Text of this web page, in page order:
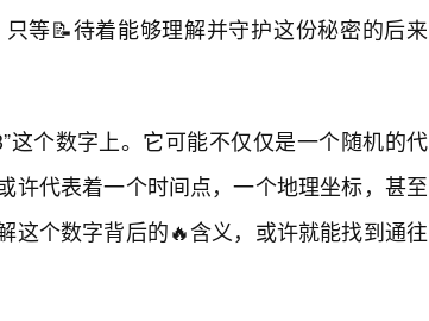
等📝待着能够理解并守护这份秘密的后来
这个数字上。它可能不仅仅是一个随机的代
许代表着一个时间点，一个地理坐标，甚至
这个数字背后的🔥含义，或许就能找到通往